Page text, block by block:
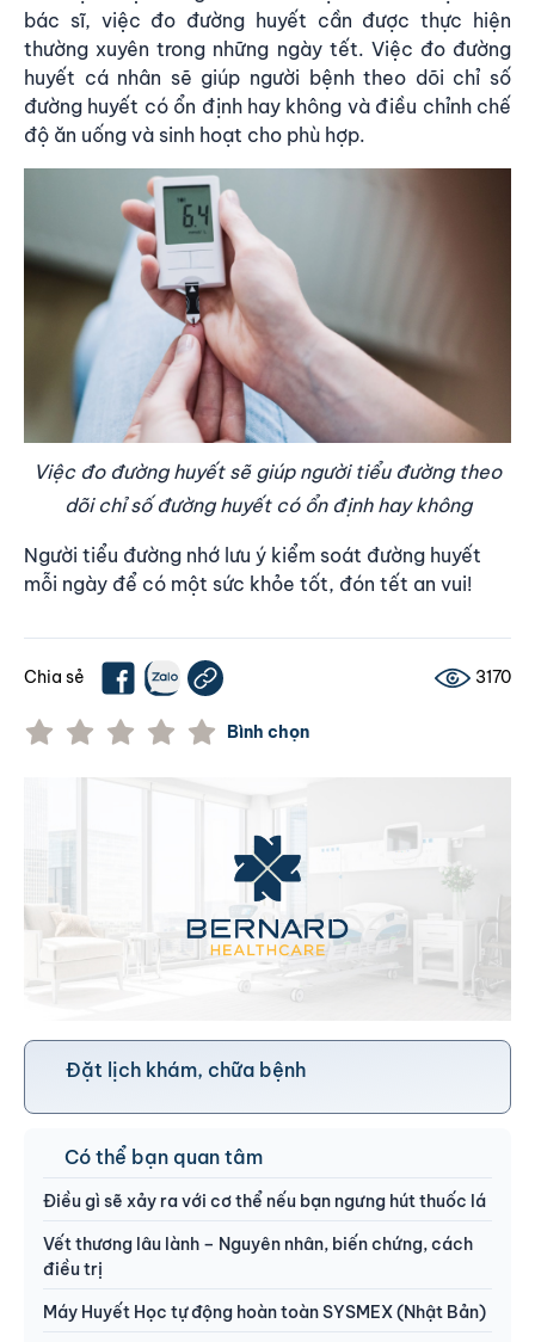
bác sĩ, việc đo đường huyết cần được thực hiện
thường xuyên trong những ngày tết. Việc đo đường
huyết cá nhân sẽ giúp người bệnh theo dõi chỉ số
đường huyết có ổn định hay không và điều chỉnh chế
độ ăn uống và sinh hoạt cho phù hợp.
Việc đo đường huyết sẽ giúp người tiểu đường theo
dõi chỉ số đường huyết có ổn định hay không
Người tiểu đường nhớ lưu ý kiểm soát đường huyết
mỗi ngày để có một sức khỏe tốt, đón tết an vui!
Chia sẻ 3170
Bình chọn
Đặt lịch khám, chữa bệnh
Có thể bạn quan tâm
Điều gì sẽ xảy ra với cơ thể nếu bạn ngưng hút thuốc lá
Vết thương lâu lành – Nguyên nhân, biến chứng, cách
điều trị
Máy Huyết Học tự động hoàn toàn SYSMEX (Nhật Bản)